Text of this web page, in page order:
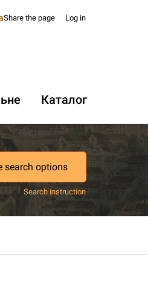
Share the page Log in
Каталог
search options
Search instruction